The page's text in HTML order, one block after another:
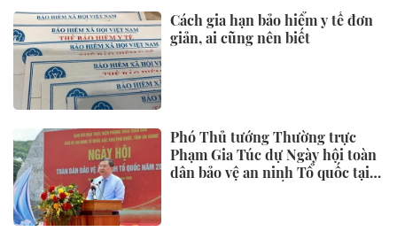
Cách gia hạn bảo hiểm y tế đơn
giản, ai cũng nên biết
Phó Thủ tướng Thường trực
Phạm Gia Túc dự Ngày hội toàn
dân bảo vệ an ninh Tổ quốc tại